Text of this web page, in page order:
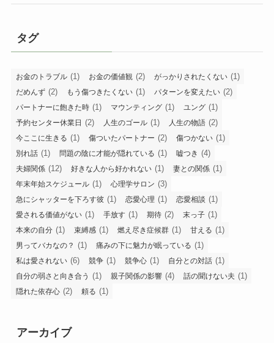
タグ
お金のトラブル (1) お金の価値観 (2) がっかりされたくない (1)
だめんず (2) もう傷つきたくない (1) パターンを変えたい (2)
パートナーに飽きた時 (1) マウンティング (1) ユング (1)
予約センター休業日 (2) 人生のゴール (1) 人生の物語 (2)
今ここに生きる (1) 傷ついたパートナー (2) 傷つかない (1)
別れ話 (1) 問題の陰に才能が隠れている (1) 嘘つき (4)
夫婦関係 (12) 好きな人から好かれない (1) 妻との関係 (1)
年末年始スケジュール (1) 心理学サロン (3)
急にシャッターを下ろす彼 (1) 恋愛心理 (1) 恋愛相談 (1)
愛される価値がない (1) 手放す (1) 期待 (2) 末っ子 (1)
本来の自分 (1) 束縛感 (1) 燃え尽き症候群 (1) 甘える (1)
男ってバカなの？ (1) 痛みの下に魅力が眠っている (1)
私は愛されない (6) 競争 (1) 競争心 (1) 自分との対話 (1)
自分の弱さと向き合う (1) 親子関係の影響 (4) 話の聞けない夫 (1)
隠れた依存心 (2) 頼る (1)
アーカイブ